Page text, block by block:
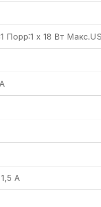
Порр:1 x 18 Вт
А